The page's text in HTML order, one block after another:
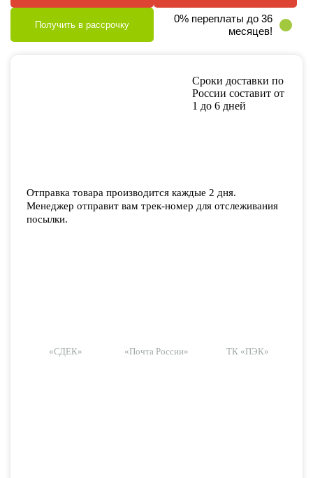
Получить в рассрочку
0% переплаты до 36
месяцев!
Сроки доставки по
России составит от
1 до 6 дней
Отправка товара производится каждые 2 дня.
Менеджер отправит вам трек-номер для отслеживания
посылки.
«СДЕК» «Почта России» ТК «ПЭК»